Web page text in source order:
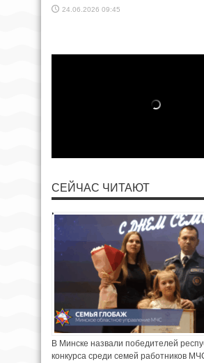
24.06.2026 09:45
СЕЙЧАС ЧИТАЮТ
В Минске назвали победителей
конкурса среди семей работников